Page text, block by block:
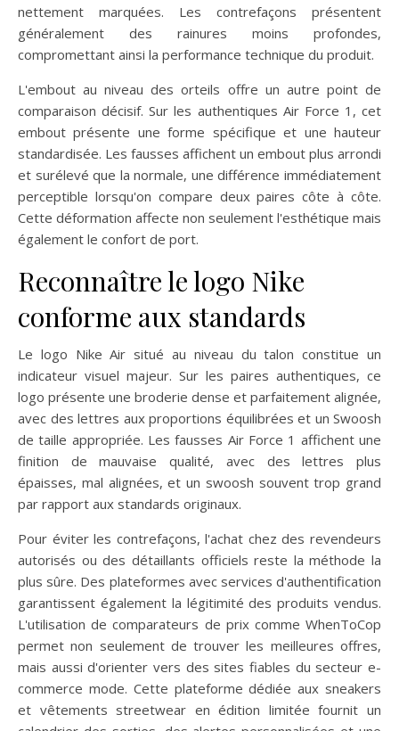
nettement marquées. Les contrefaçons présentent
généralement des rainures moins profondes,
compromettant ainsi la performance technique du produit.
L'embout au niveau des orteils offre un autre point de
comparaison décisif. Sur les authentiques Air Force 1, cet
embout présente une forme spécifique et une hauteur
standardisée. Les fausses affichent un embout plus arrondi
et surélevé que la normale, une différence immédiatement
perceptible lorsqu'on compare deux paires côte à côte.
Cette déformation affecte non seulement l'esthétique mais
également le confort de port.
Reconnaître le logo Nike
conforme aux standards
Le logo Nike Air situé au niveau du talon constitue un
indicateur visuel majeur. Sur les paires authentiques, ce
logo présente une broderie dense et parfaitement alignée,
avec des lettres aux proportions équilibrées et un Swoosh
de taille appropriée. Les fausses Air Force 1 affichent une
finition de mauvaise qualité, avec des lettres plus
épaisses, mal alignées, et un swoosh souvent trop grand
par rapport aux standards originaux.
Pour éviter les contrefaçons, l'achat chez des revendeurs
autorisés ou des détaillants officiels reste la méthode la
plus sûre. Des plateformes avec services d'authentification
garantissent également la légitimité des produits vendus.
L'utilisation de comparateurs de prix comme WhenToCop
permet non seulement de trouver les meilleures offres,
mais aussi d'orienter vers des sites fiables du secteur e-
commerce mode. Cette plateforme dédiée aux sneakers
et vêtements streetwear en édition limitée fournit un